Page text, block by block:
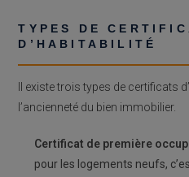
TYPES DE
D’HABITABILITÉ
Il existe trois types de certificats
l’ancienneté du bien immobilier.
Certificat de première
pour les logements neufs,